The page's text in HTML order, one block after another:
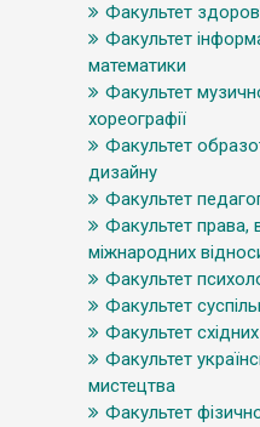
Факультет
Факультет
математики
Факультет
хореографії
Факультет
дизайну
Факультет
Факультет права,
міжнародних
Факультет
Факультет
Факультет
Факультет
мистецтва
Факультет